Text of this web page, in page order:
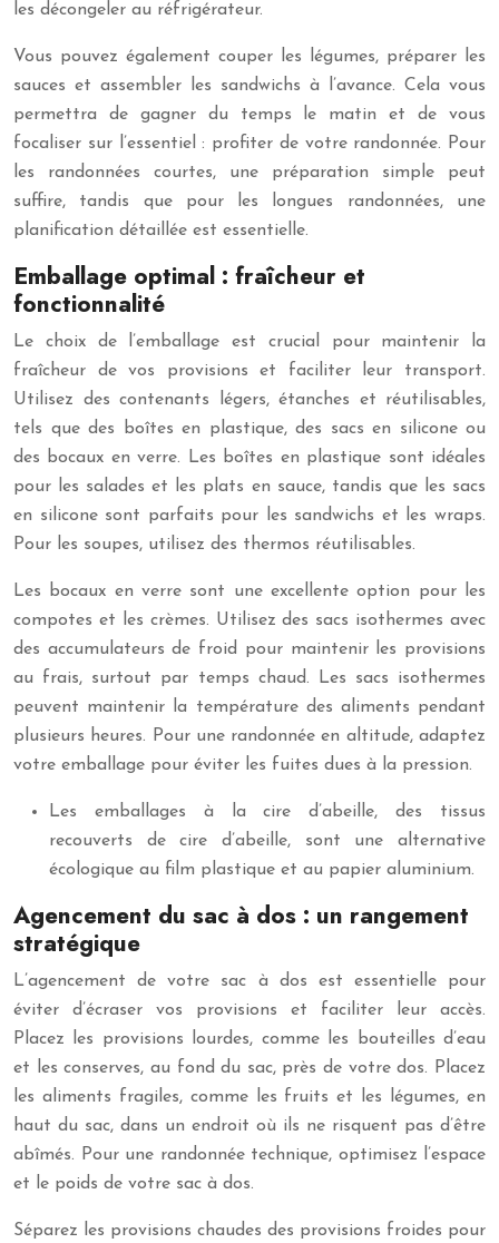
les décongeler au réfrigérateur.
Vous pouvez également couper les légumes, préparer les
sauces et assembler les sandwichs à l’avance. Cela vous
permettra de gagner du temps le matin et de vous
focaliser sur l’essentiel : profiter de votre randonnée. Pour
les randonnées courtes, une préparation simple peut
suffire, tandis que pour les longues randonnées, une
planification détaillée est essentielle.
Emballage optimal : fraîcheur et
fonctionnalité
Le choix de l’emballage est crucial pour maintenir la
fraîcheur de vos provisions et faciliter leur transport.
Utilisez des contenants légers, étanches et réutilisables,
tels que des boîtes en plastique, des sacs en silicone ou
des bocaux en verre. Les boîtes en plastique sont idéales
pour les salades et les plats en sauce, tandis que les sacs
en silicone sont parfaits pour les sandwichs et les wraps.
Pour les soupes, utilisez des thermos réutilisables.
Les bocaux en verre sont une excellente option pour les
compotes et les crèmes. Utilisez des sacs isothermes avec
des accumulateurs de froid pour maintenir les provisions
au frais, surtout par temps chaud. Les sacs isothermes
peuvent maintenir la température des aliments pendant
plusieurs heures. Pour une randonnée en altitude, adaptez
votre emballage pour éviter les fuites dues à la pression.
Les emballages à la cire d’abeille, des tissus
recouverts de cire d’abeille, sont une alternative
écologique au film plastique et au papier aluminium.
Agencement du sac à dos : un rangement
stratégique
L’agencement de votre sac à dos est essentielle pour
éviter d’écraser vos provisions et faciliter leur accès.
Placez les provisions lourdes, comme les bouteilles d’eau
et les conserves, au fond du sac, près de votre dos. Placez
les aliments fragiles, comme les fruits et les légumes, en
haut du sac, dans un endroit où ils ne risquent pas d’être
abîmés. Pour une randonnée technique, optimisez l’espace
et le poids de votre sac à dos.
Séparez les provisions chaudes des provisions froides pour